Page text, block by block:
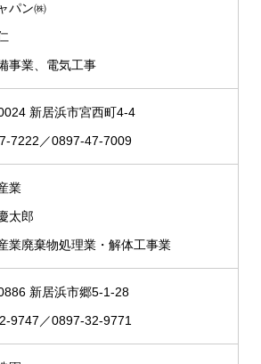
パン㈱
事業、電気工事
新居浜市宮西町4-4
7222／0897-47-7009
業
太郎
業廃棄物処理業・解体工事業
新居浜市郷5-1-28
9747／0897-32-9771